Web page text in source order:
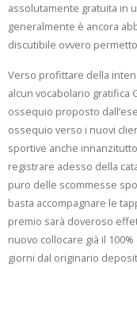
assolutamente gratuita in
generalmente è ancora
discutibile ovvero
Verso profittare della
alcun vocabolario
ossequio proposto
ossequio verso i nuovi
sportive anche
registrare adesso della
puro delle scommesse
basta accompagnare le
premio sarà doveroso
nuovo collocare già il
giorni dal originario